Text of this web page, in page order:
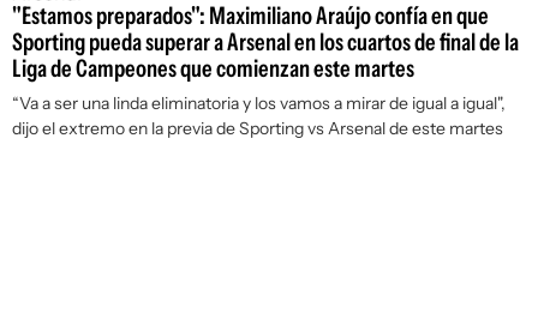
"Estamos preparados": Maximiliano Araújo confía en que
Sporting pueda superar a Arsenal en los cuartos de final de la
Liga de Campeones que comienzan este martes
“Va a ser una linda eliminatoria y los vamos a mirar de igual a igual",
dijo el extremo en la previa de Sporting vs Arsenal de este martes